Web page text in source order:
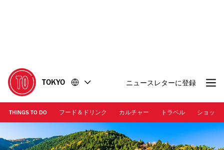
に
移
動
移
動
TOKYO ニュースレターに登録
THINGS TO DO フード＆ドリンク カルチャー トラベル ショッピ